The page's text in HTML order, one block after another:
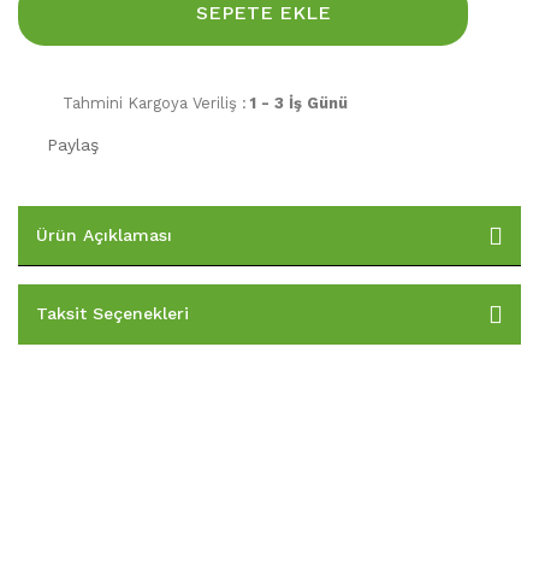
SEPETE EKLE
Tahmini Kargoya Veriliş : 1 - 3 İş Günü
Paylaş
Ürün Açıklaması
Taksit Seçenekleri